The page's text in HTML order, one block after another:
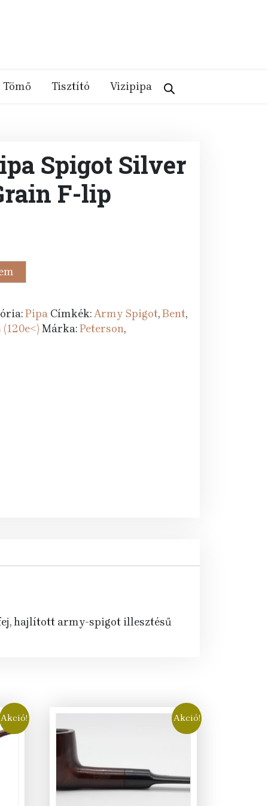
Tömő Tisztító Vizipipa
Spigot Silver
F-lip
Ft.
Pipa Címkék:Army Spigot,Bent,
Márka:Peterson,
hajlított army-spigot illesztésű
Akció! Akció!